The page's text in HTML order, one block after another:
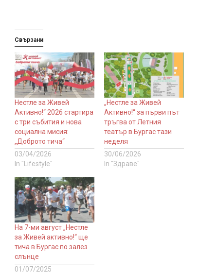
Свързани
Нестле за Живей
Активно!“ 2026 стартира
с три събития и нова
социална мисия:
„Доброто тича“
03/04/2026
In "Lifestyle"
„Нестле за Живей
Активно!“ за първи път
тръгва от Летния
театър в Бургас тази
неделя
30/06/2026
In "Здраве"
На 7-ми август „Нестле
за Живей активно!“ ще
тича в Бургас по залез
слънце
01/07/2025